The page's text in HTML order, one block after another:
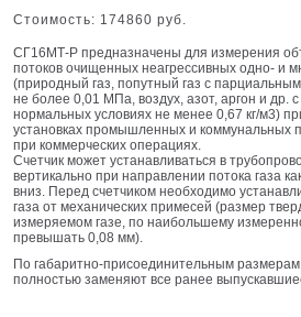
Стоимость: 174860 руб.
СГ16МТ-Р предназначены для измерения
потоков очищенных неагрессивных одно- и
(природный газ, попутный газ с
не более 0,01 МПа, воздух, азот, аргон и др.
нормальных условиях не менее 0,67 кг/м3)
установках промышленных и коммунальных
при коммерческих операциях.
Счетчик может устанавливаться в
вертикально при направлении потока газа
вниз. Перед счетчиком необходимо
газа от механических примесей (размер
измеряемом газе, по наибольшему
превышать 0,08 мм).
По габаритно-присоединительным
полностью заменяют все ранее